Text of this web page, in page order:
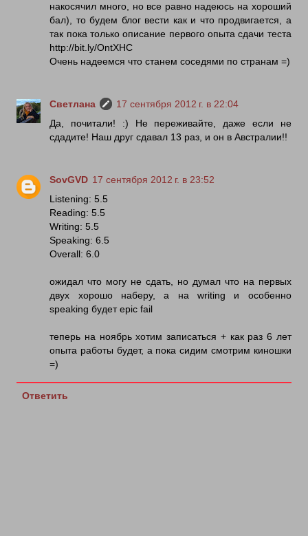
накосячил много, но все равно надеюсь на хороший
бал), то будем блог вести как и что продвигается, а
так пока только описание первого опыта сдачи теста
http://bit.ly/OntXHC
Очень надеемся что станем соседями по странам =)
Светлана
17 сентября 2012 г. в 22:04
Да, почитали! :) Не переживайте, даже если не
сдадите! Наш друг сдавал 13 раз, и он в Австралии!!
SovGVD 17 сентября 2012 г. в 23:52
Listening: 5.5
Reading: 5.5
Writing: 5.5
Speaking: 6.5
Overall: 6.0
ожидал что могу не сдать, но думал что на первых
двух хорошо наберу, а на writing и особенно
speaking будет epic fail
теперь на ноябрь хотим записаться + как раз 6 лет
опыта работы будет, а пока сидим смотрим киношки
=)
Ответить